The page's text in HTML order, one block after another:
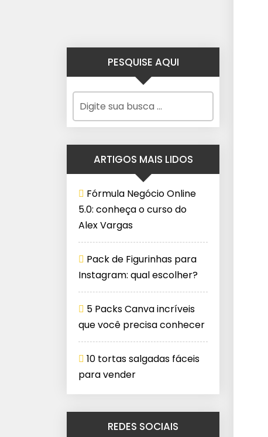
PESQUISE AQUI
ARTIGOS MAIS LIDOS
Fórmula Negócio Online
5.0: conheça o curso do
Alex Vargas
Pack de Figurinhas para
Instagram: qual escolher?
5 Packs Canva incríveis
que você precisa conhecer
10 tortas salgadas fáceis
para vender
REDES SOCIAIS